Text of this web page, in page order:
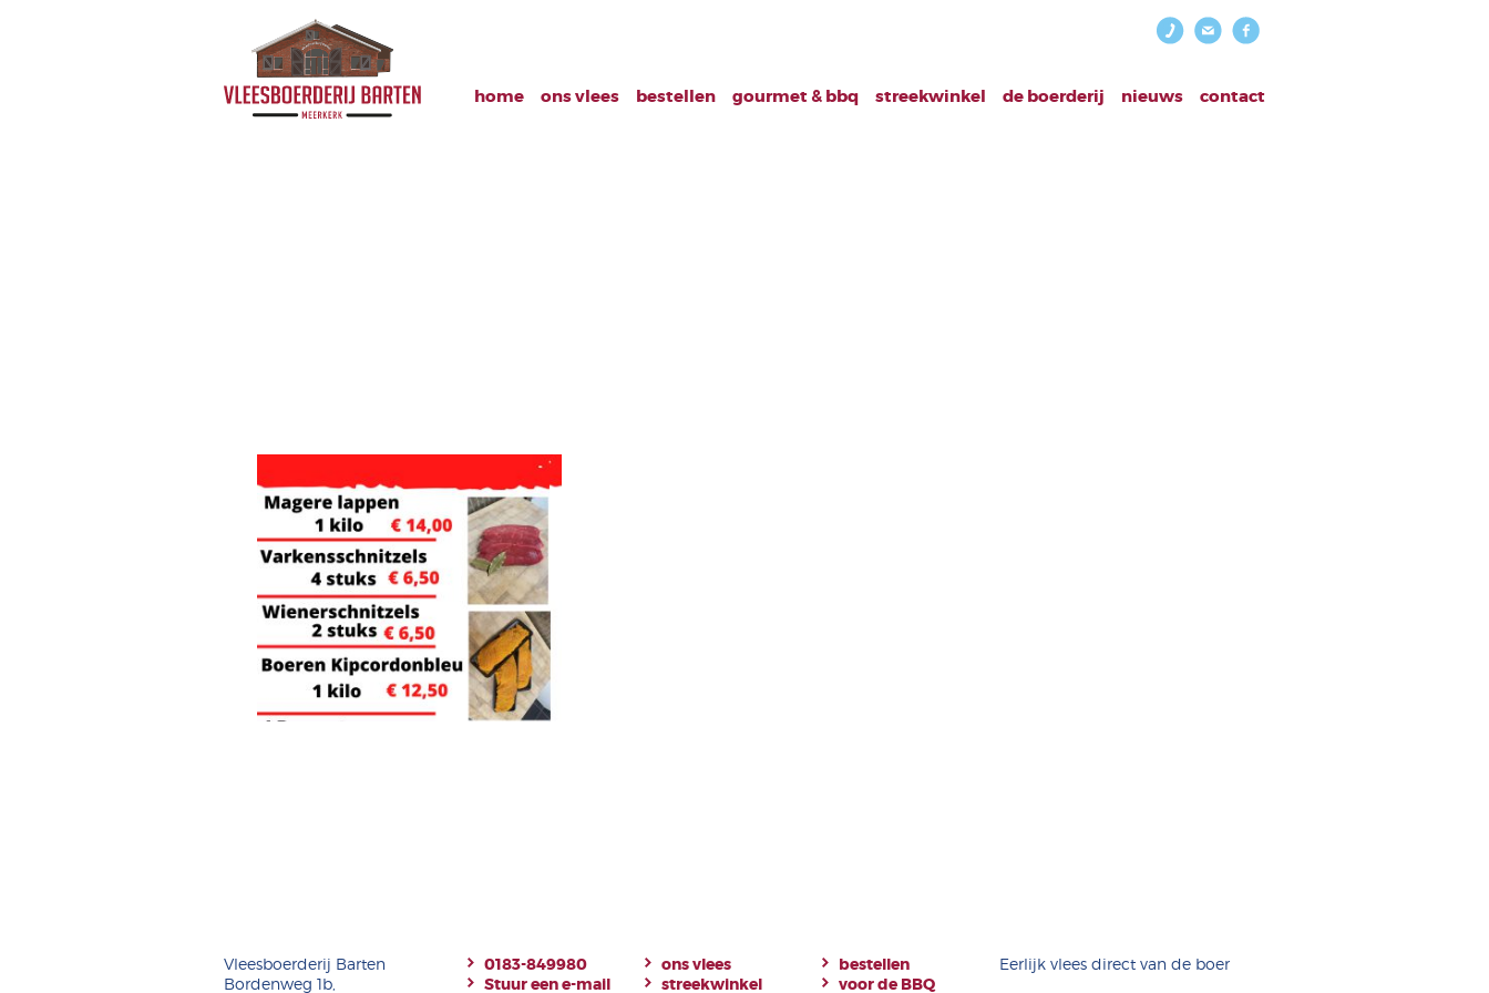
home ons vlees bestellen gourmet & bbq streekwinkel de boerderij nieuws contact
Vleesboerderij Barten
Bordenweg 1b,
0183-849980
Stuur een e-mail
ons vlees
streekwinkel
bestellen
voor de BBQ
Eerlijk vlees direct van de boer